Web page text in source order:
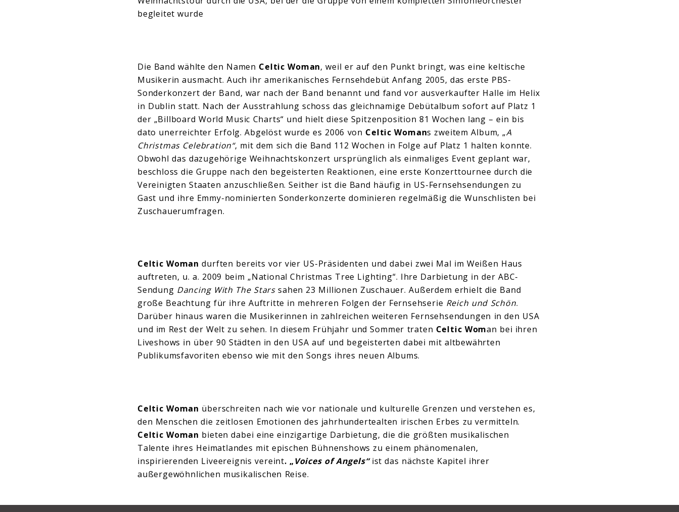
begleitet wurde
Die Band wählte den Namen Celtic Woman, weil er auf den Punkt bringt, was eine keltische
Musikerin ausmacht. Auch ihr amerikanisches Fernsehdebüt Anfang 2005, das erste PBS-
Sonderkonzert der Band, war nach der Band benannt und fand vor ausverkaufter Halle im Helix
in Dublin statt. Nach der Ausstrahlung schoss das gleichnamige Debütalbum sofort auf Platz 1
der „Billboard World Music Charts“ und hielt diese Spitzenposition 81 Wochen lang – ein bis
dato unerreichter Erfolg. Abgelöst wurde es 2006 von Celtic Womans zweitem Album, „A
Christmas Celebration“, mit dem sich die Band 112 Wochen in Folge auf Platz 1 halten konnte.
Obwohl das dazugehörige Weihnachtskonzert ursprünglich als einmaliges Event geplant war,
beschloss die Gruppe nach den begeisterten Reaktionen, eine erste Konzerttournee durch die
Vereinigten Staaten anzuschließen. Seither ist die Band häufig in US-Fernsehsendungen zu
Gast und ihre Emmy-nominierten Sonderkonzerte dominieren regelmäßig die Wunschlisten bei
Zuschauerumfragen.
Celtic Womandurften bereits vor vier US-Präsidenten und dabei zwei Mal im Weißen Haus
auftreten, u. a. 2009 beim „National Christmas Tree Lighting“. Ihre Darbietung in der ABC-
Sendung Dancing With The Starssahen 23 Millionen Zuschauer. Außerdem erhielt die Band
große Beachtung für ihre Auftritte in mehreren Folgen der Fernsehserie Reich und Schön.
Darüber hinaus waren die Musikerinnen in zahlreichen weiteren Fernsehsendungen in den USA
und im Rest der Welt zu sehen. In diesem Frühjahr und Sommer traten Celtic Woman bei ihren
Liveshows in über 90 Städten in den USA auf und begeisterten dabei mit altbewährten
Publikumsfavoriten ebenso wie mit den Songs ihres neuen Albums.
Celtic Woman überschreiten nach wie vor nationale und kulturelle Grenzen und verstehen es,
den Menschen die zeitlosen Emotionen des jahrhundertealten irischen Erbes zu vermitteln.
Celtic Woman bieten dabei eine einzigartige Darbietung, die die größten musikalischen
Talente ihres Heimatlandes mit epischen Bühnenshows zu einem phänomenalen,
inspirierenden Liveereignis vereint. „Voices of Angels“ist das nächste Kapitel ihrer
außergewöhnlichen musikalischen Reise.